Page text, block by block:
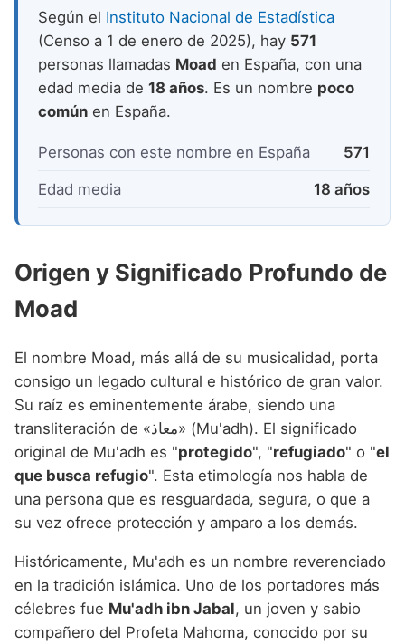
Nombres de niño que empiezan por V
Nombres de niño que empiezan por W
Nombres de niño que empiezan por X
Nombres de niño que empiezan por Y
Nombres de niño que empiezan por Z
Según el Instituto Nacional de Estadística
(Censo a 1 de enero de 2025), hay 571
personas llamadas Moad en España, con una
edad media de 18 años. Es un nombre poco
común en España.
Personas con este nombre en España 571
Edad media 18 años
Origen y Significado Profundo de
Moad
El nombre Moad, más allá de su musicalidad, porta
consigo un legado cultural e histórico de gran valor.
Su raíz es eminentemente árabe, siendo una
transliteración de «معاذ» (Mu'adh). El significado
original de Mu'adh es "protegido", "refugiado" o "el
que busca refugio". Esta etimología nos habla de
una persona que es resguardada, segura, o que a
su vez ofrece protección y amparo a los demás.
Históricamente, Mu'adh es un nombre reverenciado
en la tradición islámica. Uno de los portadores más
célebres fue Mu'adh ibn Jabal, un joven y sabio
compañero del Profeta Mahoma, conocido por su